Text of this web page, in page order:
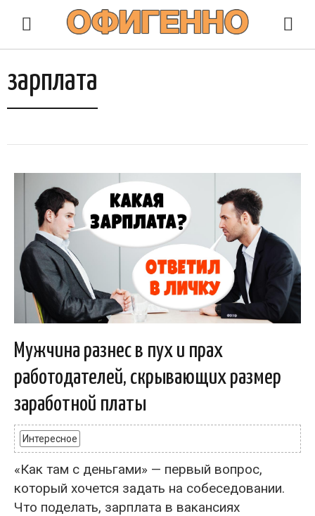
зарплата
Мужчина разнес в пух и прах
работодателей, скрывающих размер
заработной платы
Интересное
«Как там с деньгами» — первый вопрос,
который хочется задать на собеседовании.
Что поделать, зарплата в вакансиях